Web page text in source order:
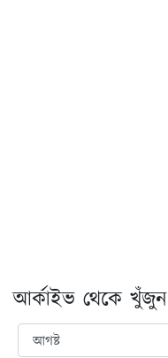
আর্কাইভ থেকে খুঁজুন